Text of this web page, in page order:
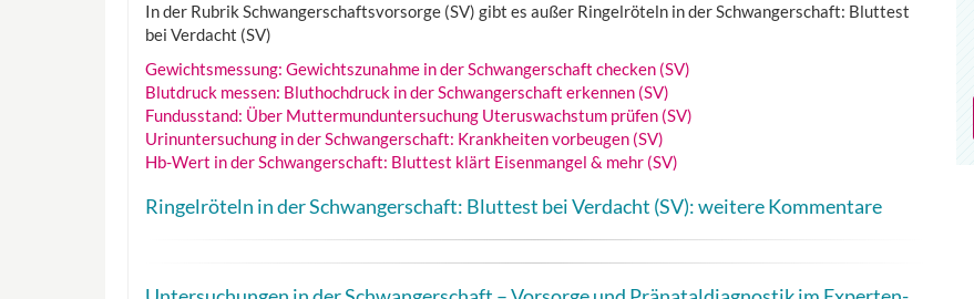
In der Rubrik Schwangerschaftsvorsorge (SV) gibt es außer Ringelröteln in der Schwangerschaft: Bluttest
bei Verdacht (SV)
Gewichtsmessung: Gewichtszunahme in der Schwangerschaft checken (SV)
Blutdruck messen: Bluthochdruck in der Schwangerschaft erkennen (SV)
Fundusstand: Über Muttermunduntersuchung Uteruswachstum prüfen (SV)
Urinuntersuchung in der Schwangerschaft: Krankheiten vorbeugen (SV)
Hb-Wert in der Schwangerschaft: Bluttest klärt Eisenmangel & mehr (SV)
Ringelröteln in der Schwangerschaft: Bluttest bei Verdacht (SV): weitere Kommentare